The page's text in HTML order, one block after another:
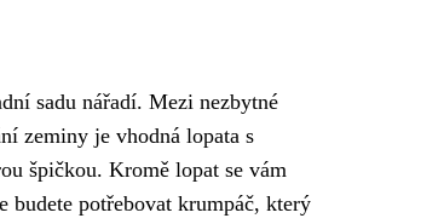
sadu nářadí. Mezi nezbytné
zeminy je vhodná lopata s
špičkou. Kromě lopat se vám
budete potřebovat krumpáč, který